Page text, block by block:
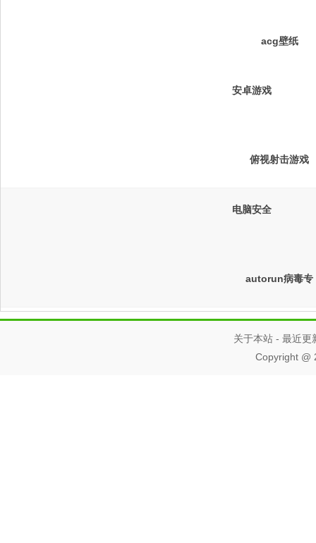
acg壁纸
安卓游戏
俯视射击游戏
电脑安全
autorun病毒专
关于本站- 最近更
Copyright @